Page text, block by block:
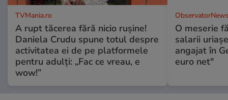
TVMania.ro
A rupt tăcerea fără nicio rușine!
Daniela Crudu spune totul despre
activitatea ei de pe platformele
pentru adulți: „Fac ce vreau, e
wow!”
O meserie
salarii
angajat în
euro net"